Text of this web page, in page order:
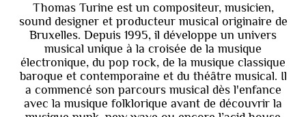
Thomas Turine est un compositeur, musicien,
sound designer et producteur musical originaire de
Bruxelles. Depuis 1995, il développe un univers
musical unique à la croisée de la musique
électronique, du pop rock, de la musique classique
baroque et contemporaine et du théâtre musical. Il
a commencé son parcours musical dès l'enfance
avec la musique folklorique avant de découvrir la